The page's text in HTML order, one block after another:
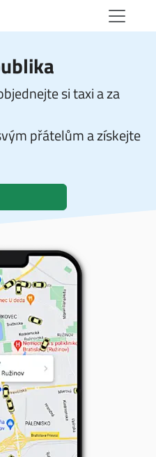
si taxi a za
přátelům a získejte